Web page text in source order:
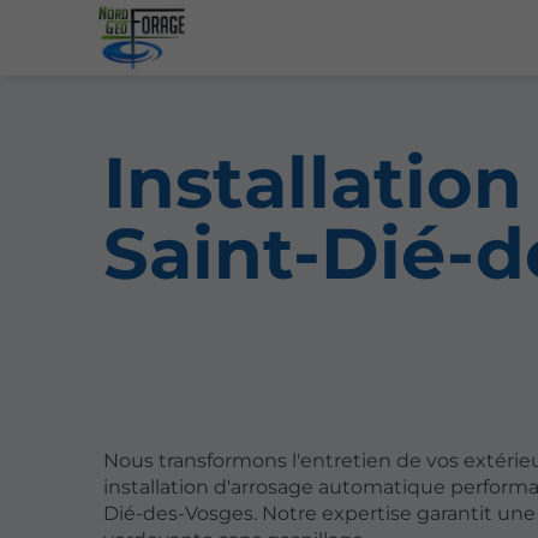
Saint-Dié-
Nous transformons l'entretien de vos
installation d'arrosage automatique
Dié-des-Vosges. Notre expertise garantit